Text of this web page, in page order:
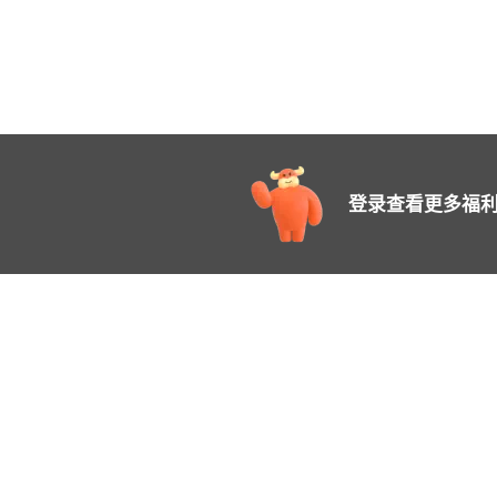
登录查看更多福